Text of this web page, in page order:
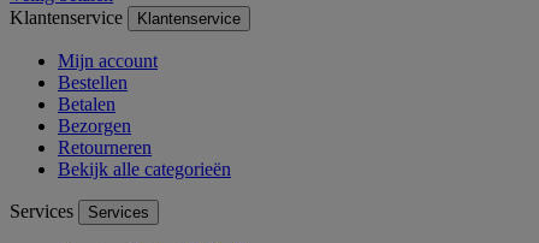
Klantenservice
Klantenservice
Mijn account
Bestellen
Betalen
Bezorgen
Retourneren
Bekijk alle categorieën
Services Services